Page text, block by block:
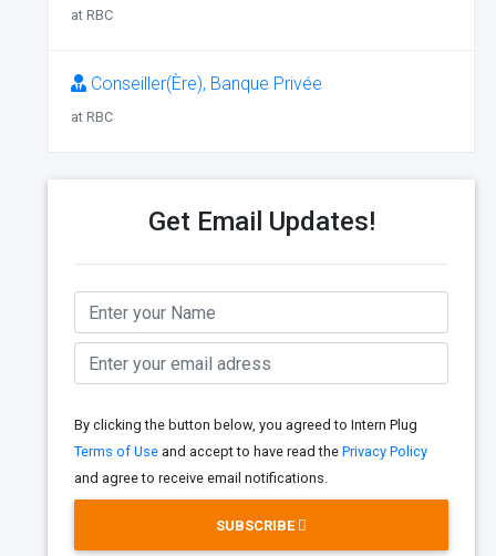
at RBC
Conseiller(Ère), Banque Privée
at RBC
Get Email Updates!
By clicking the button below, you agreed to Intern Plug
Terms of Use and accept to have read the Privacy Policy
and agree to receive email notifications.
SUBSCRIBE